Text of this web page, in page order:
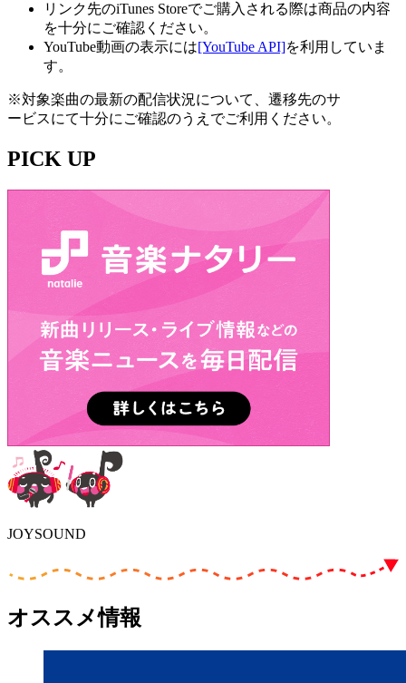
リンク先のiTunes Storeでご購入される際は商品の内容
を十分にご確認ください。
YouTube動画の表示には[YouTube API]を利用していま
す。
※対象楽曲の最新の配信状況について、遷移先のサ
ービスにて十分にご確認のうえでご利用ください。
PICK UP
JOYSOUND
オススメ情報